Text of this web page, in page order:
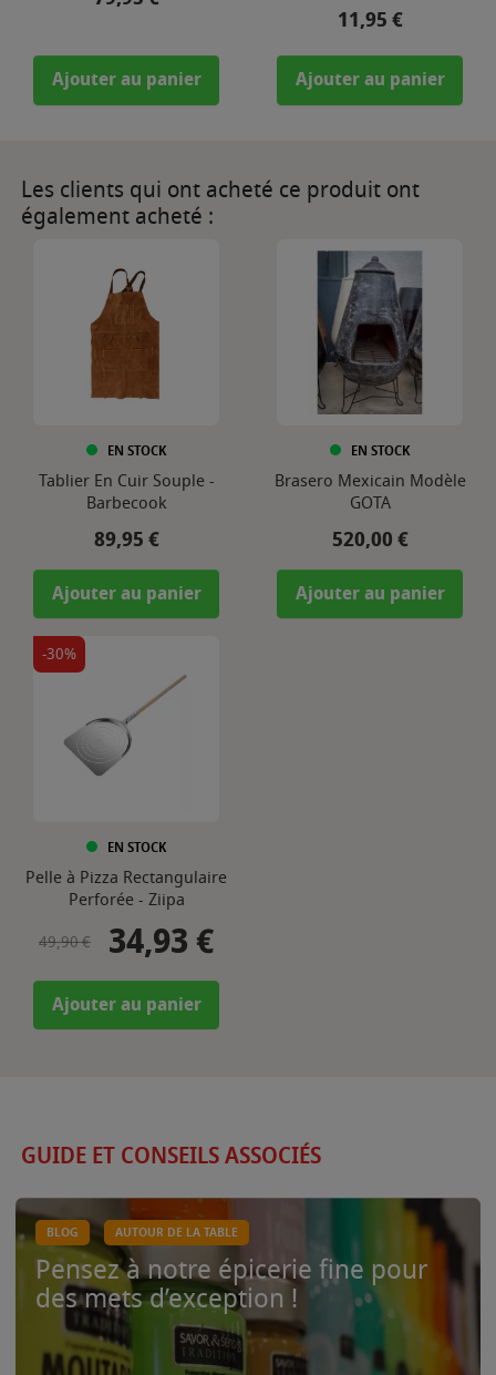
Ajouter au panier
Prix
11,95 €
Ajouter au panier
Les clients qui ont acheté ce produit ont
également acheté :
EN STOCK
Tablier En Cuir Souple -
Barbecook
Prix
89,95 €
Ajouter au panier
EN STOCK
Brasero Mexicain Modèle
GOTA
Prix
520,00 €
Ajouter au panier
-30%
EN STOCK
Pelle à Pizza Rectangulaire
Perforée - Ziipa
Prix de base
49,90 € Prix
34,93 €
Ajouter au panier
GUIDE ET CONSEILS ASSOCIÉS
BLOG AUTOUR DE LA TABLE
Pensez à notre épicerie fine pour
des mets d’exception !